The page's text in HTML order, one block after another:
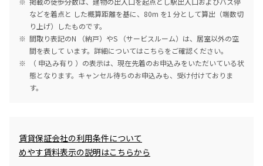
などを着点と した概算距離を基に、80m を1 分として算出（端数切
り上げ）したものです。
間取り表記のN （納戸）やS （サービスルーム）は、居室以外の空
間を表して います。詳細についてはこちらをご確認ください。
（ 申込み有り ）の表示は、現在先着のお申込みをいただいている状
態となります。キャンセル待ちのお申込みも、受け付けておりま
す。
賃貸保証会社の利用条件について
めやす賃料表示の説明はこちらから